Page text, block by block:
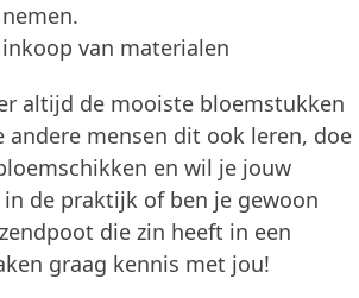
van materialen
altijd de mooiste bloemstukken
andere mensen dit ook leren, doe
en wil je jouw
de praktijk of ben je gewoon
die zin heeft in een
graag kennis met jou!